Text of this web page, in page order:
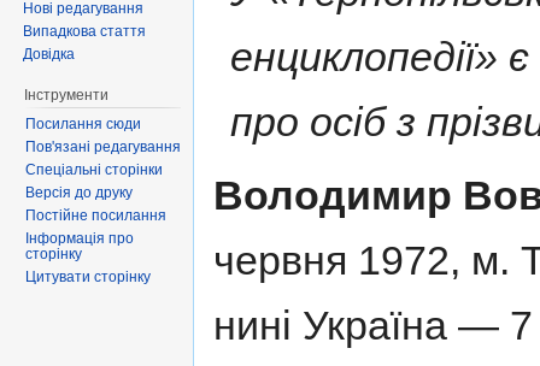
енциклопедії»
про осіб з
Володимир
червня 1972, м.
нині Україна —
Нові редагування
Випадкова стаття
Довідка
Інструменти
Посилання сюди
Пов'язані редагування
Спеціальні сторінки
Версія до друку
Постійне посилання
Інформація про
сторінку
Цитувати сторінку